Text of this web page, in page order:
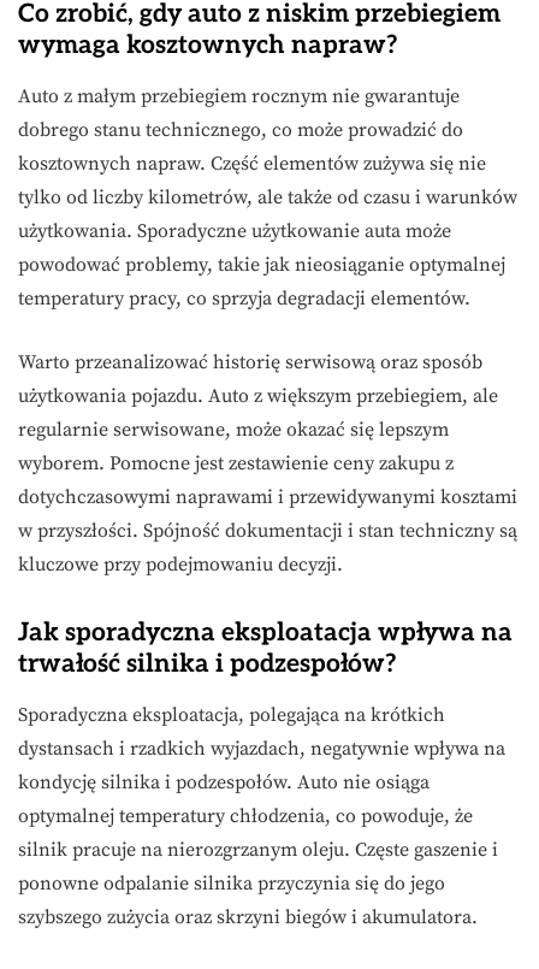
Co zrobić, gdy auto z niskim przebiegiem
wymaga kosztownych napraw?
Auto z małym przebiegiem rocznym nie gwarantuje
dobrego stanu technicznego, co może prowadzić do
kosztownych napraw. Część elementów zużywa się nie
tylko od liczby kilometrów, ale także od czasu i warunków
użytkowania. Sporadyczne użytkowanie auta może
powodować problemy, takie jak nieosiąganie optymalnej
temperatury pracy, co sprzyja degradacji elementów.
Warto przeanalizować historię serwisową oraz sposób
użytkowania pojazdu. Auto z większym przebiegiem, ale
regularnie serwisowane, może okazać się lepszym
wyborem. Pomocne jest zestawienie ceny zakupu z
dotychczasowymi naprawami i przewidywanymi kosztami
w przyszłości. Spójność dokumentacji i stan techniczny są
kluczowe przy podejmowaniu decyzji.
Jak sporadyczna eksploatacja wpływa na
trwałość silnika i podzespołów?
Sporadyczna eksploatacja, polegająca na krótkich
dystansach i rzadkich wyjazdach, negatywnie wpływa na
kondycję silnika i podzespołów. Auto nie osiąga
optymalnej temperatury chłodzenia, co powoduje, że
silnik pracuje na nierozgrzanym oleju. Częste gaszenie i
ponowne odpalanie silnika przyczynia się do jego
szybszego zużycia oraz skrzyni biegów i akumulatora.